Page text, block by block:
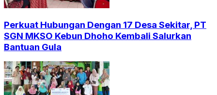
Perkuat Hubungan Dengan 17 Desa Sekitar, PT
SGN MKSO Kebun Dhoho Kembali Salurkan
Bantuan Gula